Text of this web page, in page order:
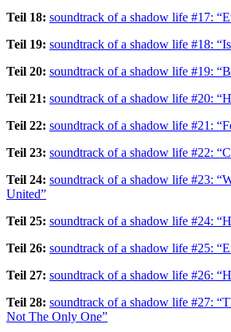
Teil 18: soundtrack of a shadow life #17:
Teil 19: soundtrack of a shadow life #18:
Teil 20: soundtrack of a shadow life #19:
Teil 21: soundtrack of a shadow life #20:
Teil 22: soundtrack of a shadow life #21:
Teil 23: soundtrack of a shadow life #22:
Teil 24: soundtrack of a shadow life #23:
United”
Teil 25: soundtrack of a shadow life #24:
Teil 26: soundtrack of a shadow life #25:
Teil 27: soundtrack of a shadow life #26:
Teil 28: soundtrack of a shadow life #27:
Not The Only One”